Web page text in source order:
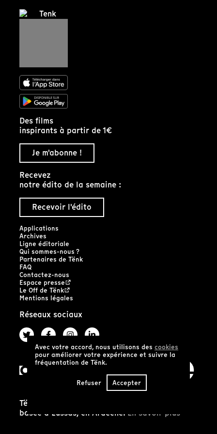
Avec votre accord, nous utilisons des cookies
pour améliorer votre expérience et suivre la
fréquentation de Tënk.
Refuser Accepter
Des films
inspirants à partir de 1€
Je m'abonne !
Recevez
notre édito de la semaine :
Recevoir l'édito
Applications
Archives
Ligne éditoriale
Qui sommes-nous ?
Partenaires de Tënk
FAQ
Contactez-nous
Espace presse
Le Off de Tënk
Mentions légales
Réseaux sociaux
Tënk est édité par la coopérative SCIC Tënk
basée à Lussas, en Ardèche. En savoir plus